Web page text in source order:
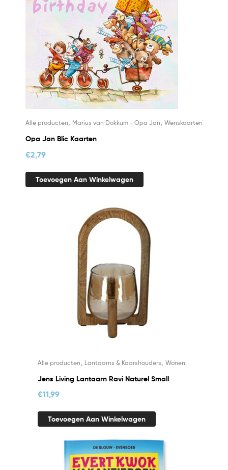
Alle producten, Marius van Dokkum - Opa Jan, Wenskaarten
Opa Jan Blic Kaarten
€2,79
Toevoegen Aan Winkelwagen
Alle producten Lantaarns & Kaarshouders Wonen
Jens Living Lantaarn Ravi Naturel Small
€11,99
Toevoegen Aan Winkelwagen